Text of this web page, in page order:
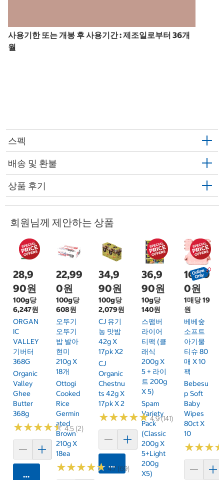
사용기한 또는 개봉 후 사용기간 : 제조일로부터 36개
월
스펙
배송 및 환불
상품 후기
회원님께 제안하는 상품
28,9
90원
100g당
6,247원
ORGAN
IC
VALLEY
기버터
368G
Organic
Valley
Ghee
Butter
368g
★★★★★
★★★★★4.5 (2)
카트에 담기
22,99
0원
100g당
608원
오뚜기
오뚜기
밥 발아
현미
210g X
18개
Ottogi
Cooked
Rice
Germin
Ated
Brown
210g X
18ea
★★★★★
★★★★★ 4.7 (69)
34,9
90원
100g당
2,079원
CJ 유기
농 맛밤
42g X
17pk X2
CJ
Organic
Chestnu
Ts 42g X
17pk X 2
★★★★★
★★★★★4.9 (141)
카트에 담기
36,9
90원
10g당
140원
스팸버
라이어
티팩 (클
래식
200g X
5 + 라이
트 200g
X 5)
Spam
Variety
Pack
(Classic
200g X
5+Light
200g
X5)
16,99
0원
1매당 19
원
베베숲
소프트
아기물
티슈 80
매 X 10
팩
Bebesu
P Soft
Baby
Wipes
80ct X
10
★★★
★★★